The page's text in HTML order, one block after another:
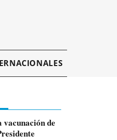
vacunación de